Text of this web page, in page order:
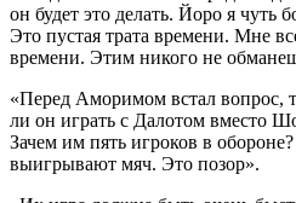
он будет это делать. Йоро я чуть
Это пустая трата времени. Мне
времени. Этим никого не
«Перед Аморимом встал вопрос,
ли он играть с Далотом вместо
Зачем им пять игроков в
выигрывают мяч. Это позор».